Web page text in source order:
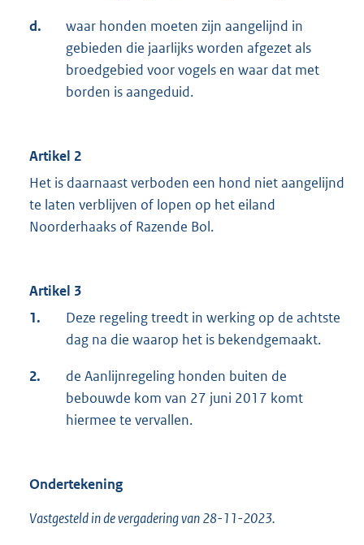
d.
waar honden moeten zijn aangelijnd in
gebieden die jaarlijks worden afgezet als
broedgebied voor vogels en waar dat met
borden is aangeduid.
Artikel 2
Het is daarnaast verboden een hond niet aangelijnd
te laten verblijven of lopen op het eiland
Noorderhaaks of Razende Bol.
Artikel 3
1.
Deze regeling treedt in werking op de achtste
dag na die waarop het is bekendgemaakt.
2.
de Aanlijnregeling honden buiten de
bebouwde kom van 27 juni 2017 komt
hiermee te vervallen.
Ondertekening
Vastgesteld in de vergadering van 28-11-2023.